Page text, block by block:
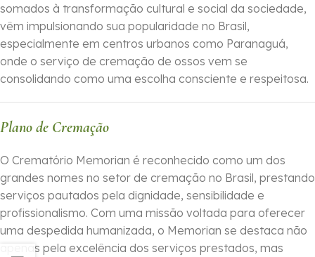
somados à transformação cultural e social da sociedade,
vêm impulsionando sua popularidade no Brasil,
especialmente em centros urbanos como Paranaguá,
onde o serviço de cremação de ossos vem se
consolidando como uma escolha consciente e respeitosa.
Plano de Cremação
O Crematório Memorian é reconhecido como um dos
grandes nomes no setor de cremação no Brasil, prestando
serviços pautados pela dignidade, sensibilidade e
profissionalismo. Com uma missão voltada para oferecer
uma despedida humanizada, o Memorian se destaca não
apenas pela excelência dos serviços prestados, mas